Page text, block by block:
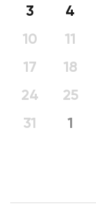
3
4
10
11
17
18
24
25
31
1